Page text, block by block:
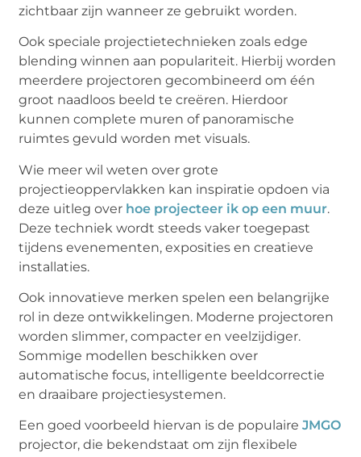
zichtbaar zijn wanneer ze gebruikt worden.
Ook speciale projectietechnieken zoals edge
blending winnen aan populariteit. Hierbij worden
meerdere projectoren gecombineerd om één
groot naadloos beeld te creëren. Hierdoor
kunnen complete muren of panoramische
ruimtes gevuld worden met visuals.
Wie meer wil weten over grote
projectieoppervlakken kan inspiratie opdoen via
deze uitleg over hoe projecteer ik op een muur.
Deze techniek wordt steeds vaker toegepast
tijdens evenementen, exposities en creatieve
installaties.
Ook innovatieve merken spelen een belangrijke
rol in deze ontwikkelingen. Moderne projectoren
worden slimmer, compacter en veelzijdiger.
Sommige modellen beschikken over
automatische focus, intelligente beeldcorrectie
en draaibare projectiesystemen.
Een goed voorbeeld hiervan is de populaireJMGO
projector, die bekendstaat om zijn flexibele